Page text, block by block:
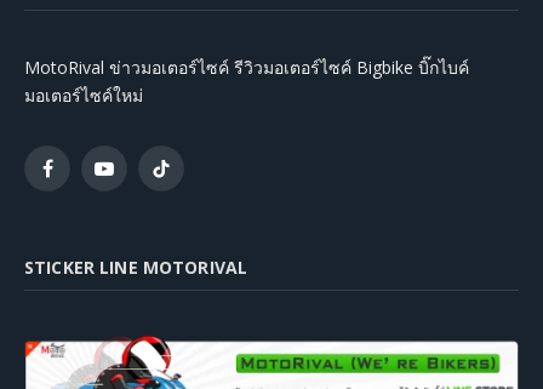
MotoRival ข่าวมอเตอร์ไซค์ รีวิวมอเตอร์ไซค์ Bigbike บิ๊กไบค์
มอเตอร์ไซค์ใหม่
FacebookYouTubeTikTok
STICKER LINE MOTORIVAL